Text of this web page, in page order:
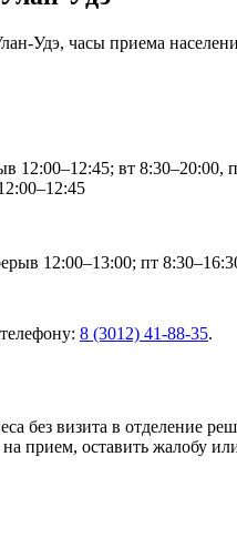
Удэ, часы приема
12:00–12:45; вт 8:30–20:00,
12:00–13:00; пт
8 (3012) 41-88-35.
без визита в
прием, оставить жалобу